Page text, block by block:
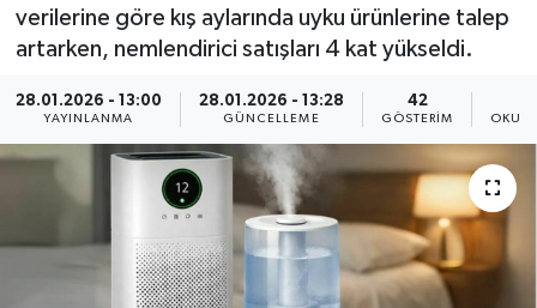
verilerine göre kış aylarında uyku ürünlerine talep
artarken, nemlendirici satışları 4 kat yükseldi.
28.01.2026 - 13:00
YAYINLANMA
28.01.2026 - 13:28
GÜNCELLEME
42
GÖSTERIM
Son Dakika Haberleri
Haber Arşivi